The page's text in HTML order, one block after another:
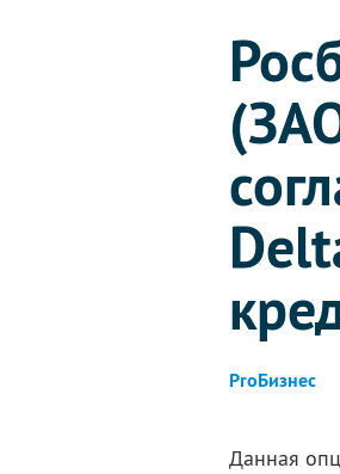
ProБизнес
Данная